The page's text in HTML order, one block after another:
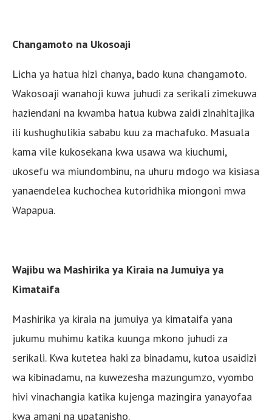
Changamoto na Ukosoaji
Licha ya hatua hizi chanya, bado kuna changamoto.
Wakosoaji wanahoji kuwa juhudi za serikali zimekuwa
haziendani na kwamba hatua kubwa zaidi zinahitajika
ili kushughulikia sababu kuu za machafuko. Masuala
kama vile kukosekana kwa usawa wa kiuchumi,
ukosefu wa miundombinu, na uhuru mdogo wa kisiasa
yanaendelea kuchochea kutoridhika miongoni mwa
Wapapua.
Wajibu wa Mashirika ya Kiraia na Jumuiya ya
Kimataifa
Mashirika ya kiraia na jumuiya ya kimataifa yana
jukumu muhimu katika kuunga mkono juhudi za
serikali. Kwa kutetea haki za binadamu, kutoa usaidizi
wa kibinadamu, na kuwezesha mazungumzo, vyombo
hivi vinachangia katika kujenga mazingira yanayofaa
kwa amani na upatanisho.